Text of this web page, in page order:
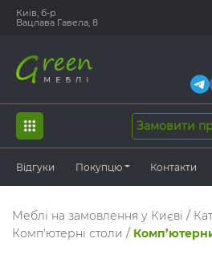
Київ, б-р
Вацлава Гавела, 8
Замовити
Відгуки Покупцю Контакти
Меблі на замовлення у Києві /
Комп'ютерні столи /